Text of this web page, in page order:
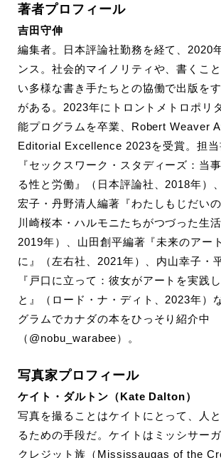
著者プロフィール
吉田守伸
編集者。日本評論社勤務を経て、2020
ンス。社会的マイノリティや、書くこ
い多様な書き手たちとの協働で出版を
がある。2023年にトロントメトロポリ
能プログラムを卒業、Robert Weaver
Editorial Excellence 2023を受賞。担当
『セックスワーク・スタディーズ：当
る性と労働』（日本評論社、2018年）
宏子・丹野清人編著『わたしもじだい
川崎桜本・ハルモニたちがつづった生活
2019年）、山田創平編著『未来のアー
に』（左右社、2021年）、内山幸子・
『戸口に立って：彼女がアートを実践
と』（ロード・ナ・ディト、2023年）
グラムでカナダの本をひっそり紹介中
（@nobu_warabee）。
写真家プロフィール
ケイト・ダルトン（Kate Dalton）
写真を撮ることはケイトにとって、人
るための手段だ。ケイトはミッシサー
クレジット族（Mississaugas of the